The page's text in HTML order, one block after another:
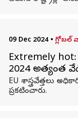
09 Dec 2024 • గ్లోబల్
Extremely
2024 అత్యంత
EU శాస్త్రవేత్తలు
ప్రకటించారు.